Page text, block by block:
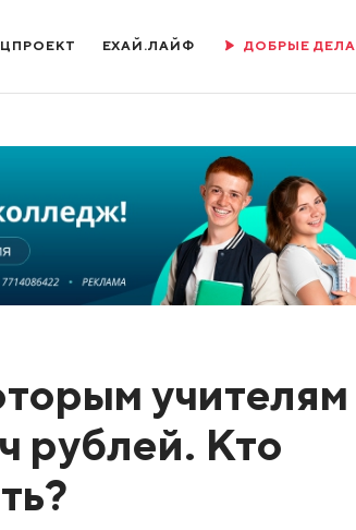
ЕХАЙ.ЛАЙФ ДОБРЫЕ ДЕЛА
учителям
рублей. Кто